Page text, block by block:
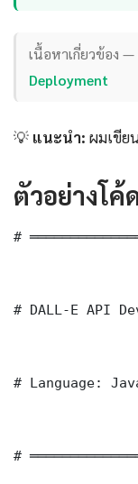
เนื้อหาเกี่ยวข้อง —
Deployment
💡 แนะนำ: ผมเขีย
ตัวอย่างโ
#
# DALL-E API
# Language:
#